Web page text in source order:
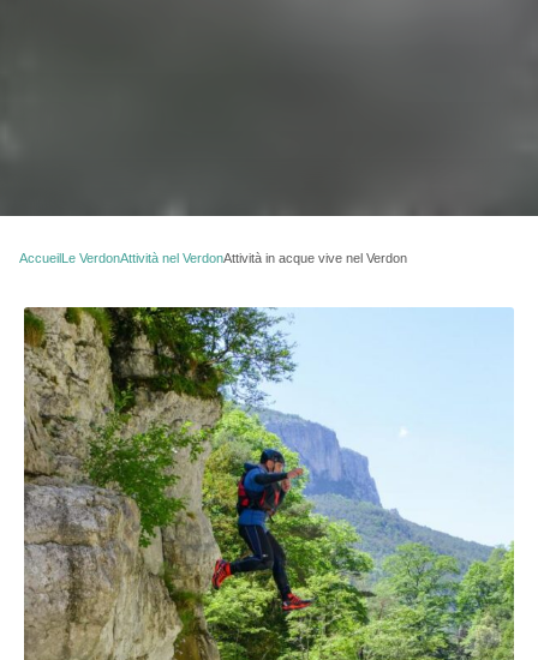
Accueil Le VerdonAttività nel VerdonAttività in acque vive nel Verdon